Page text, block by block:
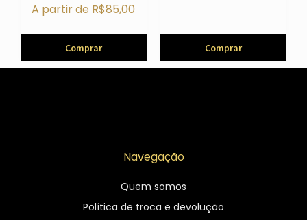
A partir de R$85,00
Comprar Comprar
Navegação
Quem somos
Política de troca e devolução